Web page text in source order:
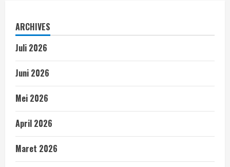
ARCHIVES
Juli 2026
Juni 2026
Mei 2026
April 2026
Maret 2026